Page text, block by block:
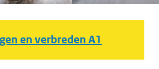
en verbreden A1